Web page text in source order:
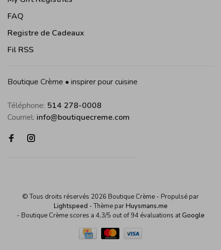
FAQ
Registre de Cadeaux
Fil RSS
Boutique Crème • inspirer pour cuisine
Téléphone: 514 278-0008
Courriel: info@boutiquecreme.com
© Tous droits réservés 2026 Boutique Crème - Propulsé par
Lightspeed - Thème parHuysmans.me
- Boutique Crème scores a 4,3/5 out of94 évaluations atGoogle